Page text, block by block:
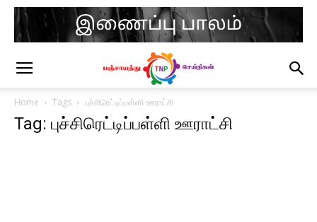
Home Tags புச்சிரெட்டிப்பள்ளி ஊராட்சி
Tag: புச்சிரெட்டிப்பள்ளி ஊராட்சி